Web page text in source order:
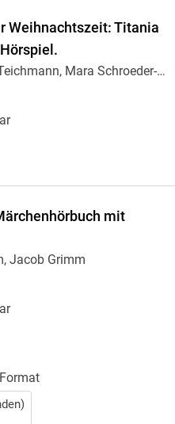
Weihnachtszeit: Titania
Mara Schroeder-
mit
Jacob Grimm